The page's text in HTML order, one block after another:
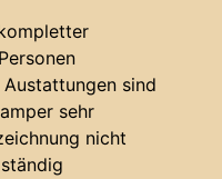
sind
sehr
nicht